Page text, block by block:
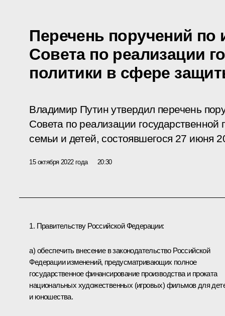
Перечень поручений по
Совета по реализации
политики в сфере
Владимир Путин утвердил перечень
Совета по реализации
семьи и детей, состоявшегося 27 июня
15 октября 2022 года 20:30
1. Правительству Российской Федерации:
а) обеспечить внесение в законодательство Российской
Федерации изменений, предусматривающих полное
государственное финансирование производства и проката
национальных художественных (игровых) фильмов для
и юношества.